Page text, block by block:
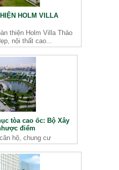
HOLM VILLA
thiện Holm Villa Thảo
nội thất cao...
tòa cao ốc: Bộ Xây
điểm
hộ, chung cư